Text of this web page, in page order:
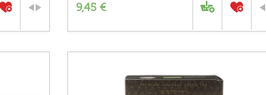
9,45 €